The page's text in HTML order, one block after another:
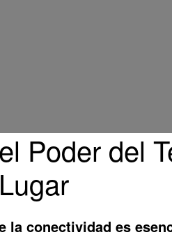
Poder del
la conectividad es